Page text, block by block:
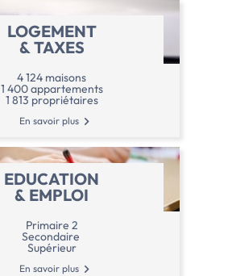
LOGEMENT
& TAXES
4 124 maisons
1 400 appartements
1 813 propriétaires
En savoir plus
EDUCATION
& EMPLOI
Primaire 2
Secondaire
Supérieur
En savoir plus